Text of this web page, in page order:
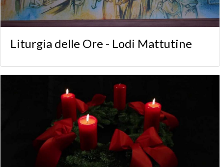
Liturgia delle Ore - Lodi Mattutine